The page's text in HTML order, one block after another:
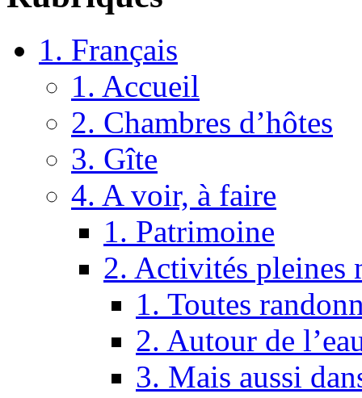
1. Français
1. Accueil
2. Chambres d’hôtes
3. Gîte
4. A voir, à faire
1. Patrimoine
2. Activités pleines
1. Toutes
2. Autour de
3. Mais aussi